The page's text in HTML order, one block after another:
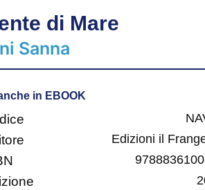
di Mare
Sanna
in EBOOK
Edizioni il